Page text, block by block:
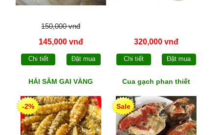
150,000 vnđ
145,000 vnđ
Chi tiết Đặt mua
320,000 vnđ
Chi tiết Đặt mua
HẢI SÂM GAI VÀNG
-2%
Cua gạch phan thiết
Sale